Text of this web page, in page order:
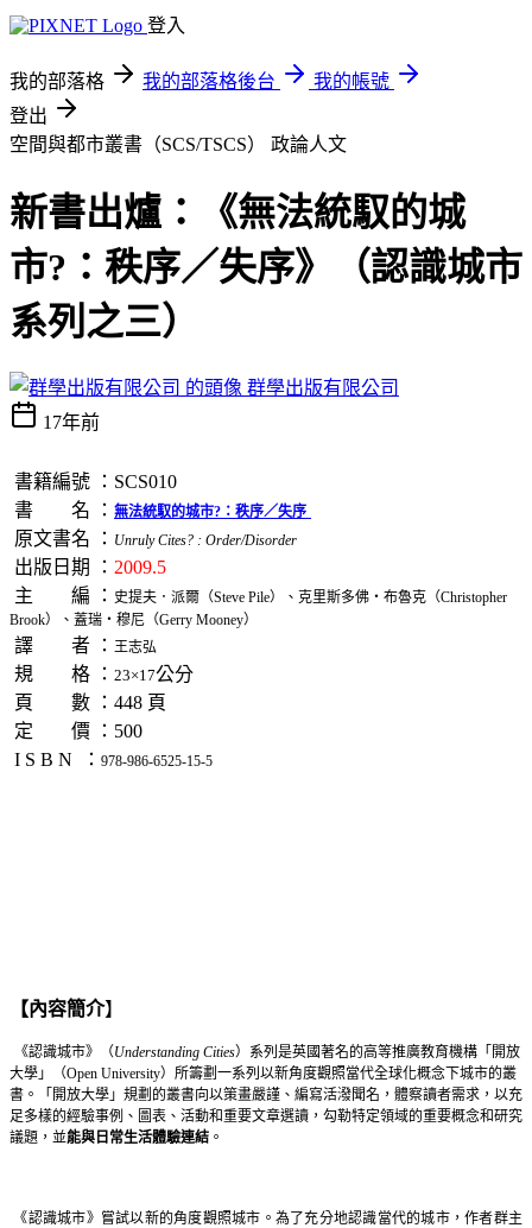
登入
我的部落格 我的部落格後台
我的帳號
登出
空間與都市叢書（SCS/TSCS） 政論人文
新書出爐：《無法統馭的城
市?：秩序／失序》（認識城市
系列之三）
群學出版有限公司
17年前
書籍編號 ：SCS010
書 名 ： 無法統馭的城市? ：秩序／失序
原文書名 ： Unruly Cites? : Order/Disorder
出版日期 ： 2009.5
主 編 ： 史提夫．派爾（Steve Pile）、克里斯多佛‧布魯克（Christopher
Brook）、蓋瑞‧穆尼（Gerry Mooney）
譯 者 ： 王志弘
規 格 ： 23×17公分
頁 數 ：448 頁
定 價 ：500
I S B N ： 978-986-6525-15-5
【內容簡介】
《認識城市》（Understanding Cities）系列是英國著名的高等推廣教育機構「開放
大學」（Open University）所籌劃一系列以新角度觀照當代全球化概念下城市的叢
書。「開放大學」規劃的叢書向以策畫嚴謹、編寫活潑聞名，體察讀者需求，以充
足多樣的經驗事例、圖表、活動和重要文章選讀，勾勒特定領域的重要概念和研究
議題，並能與日常生活體驗連結 。
《認識城市》嘗試以新的角度觀照城市。為了充分地認識當代的城市，作者群主